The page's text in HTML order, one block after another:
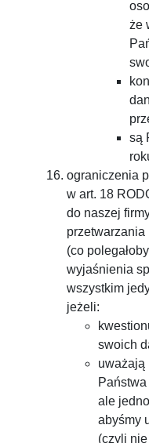
że
są
ograniczenia
w art. 18
do naszej
(co
wyjaśnienia
wszystkim
jeżeli:
swoich
uważają
ale
abyśmy
(czyli